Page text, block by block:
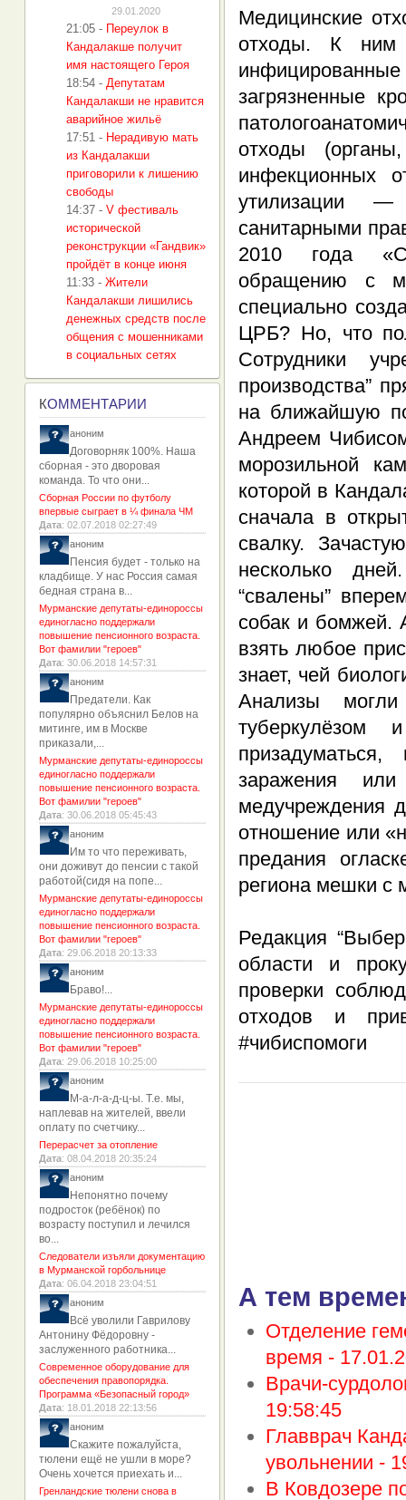
Медицинские
отходы. К ним
загрязненные
отходы
инфекционных
утилизации —
санитарными
2010 года
обращению с
специально
ЦРБ? Но, что
Сотрудники
производства”
на ближайшую
Андреем
морозильной
которой в
сначала в
свалку.
несколько
“свалены”
собак и бомжей.
взять любое
знает, чей
Анализы
туберкулёзом
заражения
медучреждения
отношение или
предания
региона мешки с
Редакция
области и
проверки
отходов и
#чибиспомоги
А тем
Отделение
время -
Врачи-
19:58:45
Главврач
увольнении -
В Ковдозере
29.01.2020
21:05 - Переулок в
Кандалакше получит
имя настоящего Героя
18:54 - Депутатам
Кандалакши не нравится
аварийное жильё
17:51 - Нерадивую мать
из Кандалакши
приговорили к лишению
свободы
14:37 - V фестиваль
исторической
реконструкции «Гандвик»
пройдёт в конце июня
11:33 - Жители
Кандалакши лишились
денежных средств после
общения с мошенниками
в социальных сетях
КОММЕНТАРИИ
аноним
Договорняк 100%. Наша
сборная - это дворовая
команда. То что они...
Сборная России по футболу
впервые сыграет в ¼ финала ЧМ
Дата: 02.07.2018 02:27:49
аноним
Пенсия будет - только на
кладбище. У нас Россия самая
бедная страна в...
Мурманские депутаты-единороссы
единогласно поддержали
повышение пенсионного возраста.
Вот фамилии "героев"
Дата: 30.06.2018 14:57:31
аноним
Предатели. Как
популярно объяснил Белов на
митинге, им в Москве
приказали,...
Мурманские депутаты-единороссы
единогласно поддержали
повышение пенсионного возраста.
Вот фамилии "героев"
Дата: 30.06.2018 05:45:43
аноним
Им то что переживать,
они доживут до пенсии с такой
работой(сидя на попе...
Мурманские депутаты-единороссы
единогласно поддержали
повышение пенсионного возраста.
Вот фамилии "героев"
Дата: 29.06.2018 20:13:33
аноним
Браво!...
Мурманские депутаты-единороссы
единогласно поддержали
повышение пенсионного возраста.
Вот фамилии "героев"
Дата: 29.06.2018 10:25:00
аноним
М-а-л-а-д-ц-ы. Т.е. мы,
наплевав на жителей, ввели
оплату по счетчику...
Перерасчет за отопление
Дата: 08.04.2018 20:35:24
аноним
Непонятно почему
подросток (ребёнок) по
возрасту поступил и лечился
во...
Следователи изъяли документацию
в Мурманской горбольнице
Дата: 06.04.2018 23:04:51
аноним
Всё уволили Гаврилову
Антонину Фёдоровну -
заслуженного работника...
Современное оборудование для
обеспечения правопорядка.
Программа «Безопасный город»
Дата: 18.01.2018 22:13:56
аноним
Скажите пожалуйста,
тюлени ещё не ушли в море?
Очень хочется приехать и...
Гренландские тюлени снова в